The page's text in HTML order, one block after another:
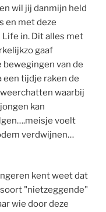
wil jij danmijn held
en met deze
in. Dit alles met
gaaf
van de
een tijdje raken de
waarbij
kan
voelt
verdwijnen…
kent weet dat
"nietzeggende"
wie door deze